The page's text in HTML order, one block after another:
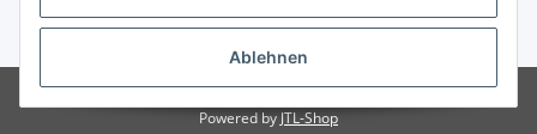
Ablehnen
* Alle Preise inkl. gesetzlicher MwSt., zzgl.
Powered by JTL-Shop